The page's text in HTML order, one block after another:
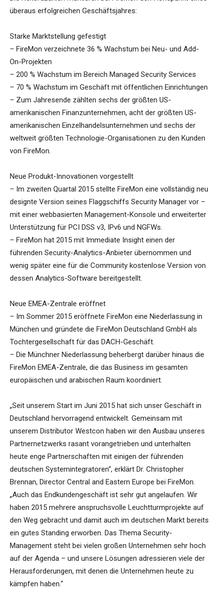
überaus erfolgreichen Geschäftsjahres:
Starke Marktstellung gefestigt
– FireMon verzeichnete 36 % Wachstum bei Neu- und Add-
On-Projekten
– 200 % Wachstum im Bereich Managed Security Services
– 70 % Wachstum im Geschäft mit öffentlichen Einrichtungen
– Zum Jahresende zählten sechs der größten US-
amerikanischen Finanzunternehmen, acht der größten US-
amerikanischen Einzelhandelsunternehmen und sechs der
weltweit größten Technologie-Organisationen zu den Kunden
von FireMon.
Neue Produkt-Innovationen vorgestellt
– Im zweiten Quartal 2015 stellte FireMon eine vollständig neu
designte Version seines Flaggschiffs Security Manager vor –
mit einer webbasierten Management-Konsole und erweiterter
Unterstützung für PCI DSS v3, IPv6 und NGFWs.
– FireMon hat 2015 mit Immediate Insight einen der
führenden Security-Analytics-Anbieter übernommen und
wenig später eine für die Community kostenlose Version von
dessen Analytics-Software bereitgestellt.
Neue EMEA-Zentrale eröffnet
– Im Sommer 2015 eröffnete FireMon eine Niederlassung in
München und gründete die FireMon Deutschland GmbH als
Tochtergesellschaft für das DACH-Geschäft.
– Die Münchner Niederlassung beherbergt darüber hinaus die
FireMon EMEA-Zentrale, die das Business im gesamten
europäischen und arabischen Raum koordiniert.
„Seit unserem Start im Juni 2015 hat sich unser Geschäft in
Deutschland hervorragend entwickelt. Gemeinsam mit
unserem Distributor Westcon haben wir den Ausbau unseres
Partnernetzwerks rasant vorangetrieben und unterhalten
heute enge Partnerschaften mit einigen der führenden
deutschen Systemintegratoren“, erklärt Dr. Christopher
Brennan, Director Central and Eastern Europe bei FireMon.
„Auch das Endkundengeschäft ist sehr gut angelaufen. Wir
haben 2015 mehrere anspruchsvolle Leuchtturmprojekte auf
den Weg gebracht und damit auch im deutschen Markt bereits
ein gutes Standing erworben. Das Thema Security-
Management steht bei vielen großen Unternehmen sehr hoch
auf der Agenda – und unsere Lösungen adressieren viele der
Herausforderungen, mit denen die Unternehmen heute zu
kämpfen haben.“